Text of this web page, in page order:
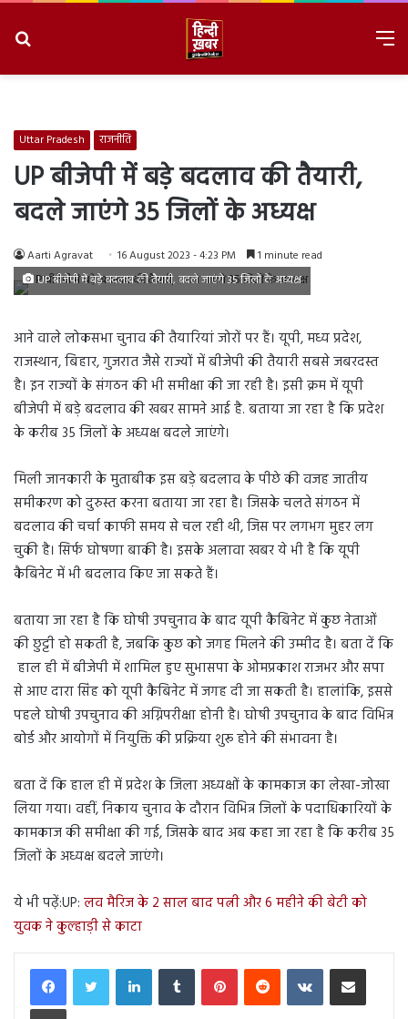
Uttar Pradesh राजनीति
UP बीजेपी में बड़े बदलाव की तैयारी,
बदले जाएंगे 35 जिलों के अध्यक्ष
Aarti Agravat 16 August 2023 - 4:23 PM 1 minute read
UP बीजेपी में बड़े बदलाव की तैयारी, बदले जाएंगे 35 जिलों के अध्यक्ष
आने वाले लोकसभा चुनाव की तैयारियां जोरों पर हैं। यूपी, मध्य प्रदेश,
राजस्थान, बिहार, गुजरात जैसे राज्यों में बीजेपी की तैयारी सबसे जबरदस्त
है। इन राज्यों के संगठन की भी समीक्षा की जा रही है। इसी क्रम में यूपी
बीजेपी में बड़े बदलाव की खबर सामने आई है. बताया जा रहा है कि प्रदेश
के करीब 35 जिलों के अध्यक्ष बदले जाएंगे।
मिली जानकारी के मुताबीक इस बड़े बदलाव के पीछे की वजह जातीय
समीकरण को दुरुस्त करना बताया जा रहा है। जिसके चलते संगठन में
बदलाव की चर्चा काफी समय से चल रही थी, जिस पर लगभग मुहर लग
चुकी है। सिर्फ घोषणा बाकी है। इसके अलावा खबर ये भी है कि यूपी
कैबिनेट में भी बदलाव किए जा सकते हैं।
बताया जा रहा है कि घोषी उपचुनाव के बाद यूपी कैबिनेट में कुछ नेताओं
की छुट्टी हो सकती है, जबकि कुछ को जगह मिलने की उम्मीद है। बता दें कि
हाल ही में बीजेपी में शामिल हुए सुभासपा के ओमप्रकाश राजभर और सपा
से आए दारा सिंह को यूपी कैबिनेट में जगह दी जा सकती है। हालांकि, इससे
पहले घोषी उपचुनाव की अग्निपरीक्षा होनी है। घोषी उपचुनाव के बाद विभिन्न
बोर्ड और आयोगों में नियुक्ति की प्रक्रिया शुरू होने की संभावना है।
बता दें कि हाल ही में प्रदेश के जिला अध्यक्षों के कामकाज का लेखा-जोखा
लिया गया। वहीं, निकाय चुनाव के दौरान विभिन्न जिलों के पदाधिकारियों के
कामकाज की समीक्षा की गई, जिसके बाद अब कहा जा रहा है कि करीब 35
जिलों के अध्यक्ष बदले जाएंगे।
ये भी पढ़ें:UP: लव मैरिज के 2 साल बाद पत्नी और 6 महीने की बेटी को
युवक ने कुल्हाड़ी से काटा
LinkedInTumblr PinterestReddit VKontakteShare via Email
Print